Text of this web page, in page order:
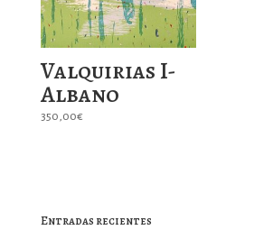
Valquirias I-
Albano
350,00€
Entradas recientes